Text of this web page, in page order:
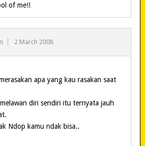
of me!!
2 March 2008
apa yang kau rasakan saat
diri sendiri itu ternyata jauh
Ndop kamu ndak bisa..